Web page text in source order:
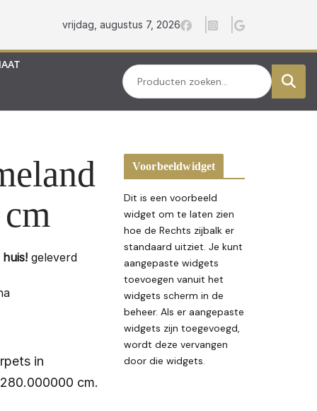
vrijdag, augustus 7, 2026
Zoeken
geleverd
in
cm.
Voorbeeldwidget
Dit is een voorbeeld
widget om te laten zien
hoe de Rechts zijbalk er
standaard uitziet. Je kunt
aangepaste widgets
toevoegen vanuit het
widgets scherm in de
beheer. Als er aangepaste
widgets zijn toegevoegd,
wordt deze vervangen
door die widgets.